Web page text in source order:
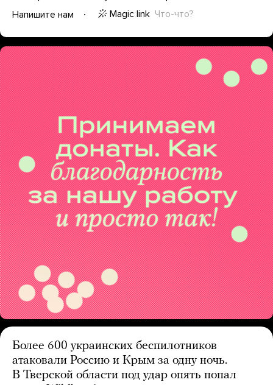
Напишите нам
Magic link Что-что?
Более 600 украинских беспилотников
атаковали Россию и Крым за одну ночь.
В Тверской области под удар опять попал